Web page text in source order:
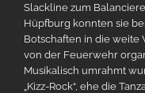
Slackline zum
Hüpfburg konnten sie
Botschaften in die weite
von der Feuerwehr
Musikalisch umrahmt
„Kizz-Rock“, ehe die